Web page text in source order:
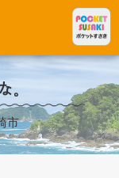
。
市